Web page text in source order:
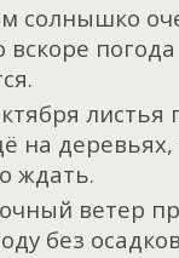
солнышко
вскоре погода
листья
на
ждать.
ветер
без